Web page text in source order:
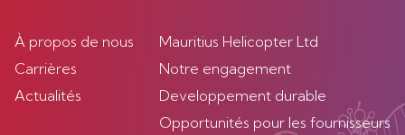
À propos de nous
Carrières
Actualités
Mauritius Helicopter Ltd
Notre engagement
Developpement durable
Opportunités pour les fournisseurs